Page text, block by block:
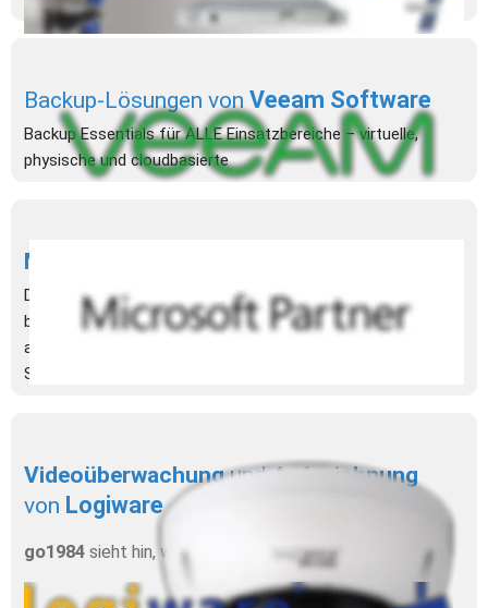
Backup-Lösungen von Veeam Software
Backup Essentials für ALLE Einsatzbereiche – virtuelle,
physische und cloudbasierte
Microsoft
Durch unsere langjährige Erfahrung als Microsoft-Partner,
bieten wir unseren Kunden Lösungen von Microsoft,
angefangen bei den Office-Lösungen, Windows 10 Pro, über
Server-Betriebssysteme bis zur Cloud-Anbindung.
Videoüberwachung und
von Logiware
go1984 sieht hin, wenn Sie gerade weg sehen!